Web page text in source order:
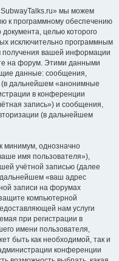
мы можем
к программному обеспечению
целью которого
исключительно программным
получения вашей информации
на форум. Этими данными
данные: сообщения,
дальнейшем «анонимные
в конференции
запись») и сообщения,
(в дальнейшем
минимум, однозначно
имя пользователя»),
учётной записью (далее
«ваш адрес
записи на форумах
компьютерной
нам услуги
при регистрации в
имени пользователя,
быть как необходимой, так и
конференции